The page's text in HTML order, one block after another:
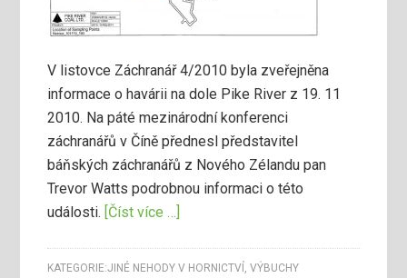
V listovce Záchranář 4/2010 byla zveřejněna
informace o havárii na dole Pike River z 19. 11
2010. Na páté mezinárodní konferenci
záchranářů v Číně přednesl představitel
báňských záchranářů z Nového Zélandu pan
Trevor Watts podrobnou informaci o této
události. [Číst více …]
KATEGORIE:JINÉ NEHODY V HORNICTVÍ ,VÝBUCHY